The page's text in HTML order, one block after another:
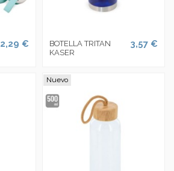
2,29 €
BOTELLA TRITAN
KASER
3,57 €
Nuevo